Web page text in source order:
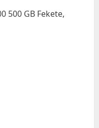
500 GB Fekete,